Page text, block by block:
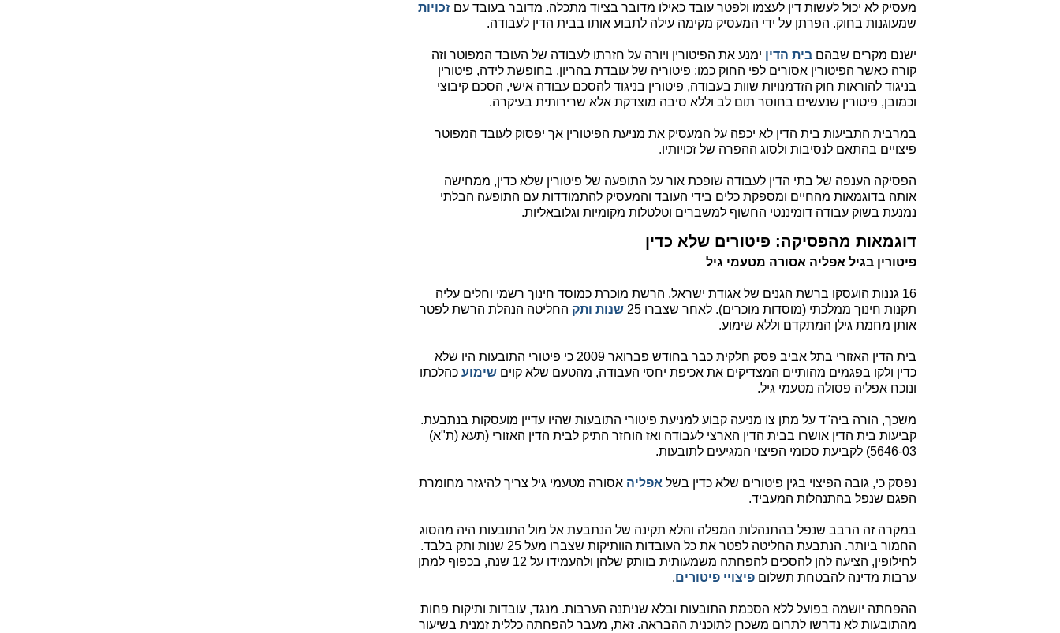
מעסיק לא יכול לעשות דין לעצמו ולפטר עובד כאילו מדובר בציוד מתכלה. מדובר בעובד עם זכויות
שמעוגנות בחוק. הפרתן על ידי המעסיק מקימה עילה לתבוע אותו בבית הדין לעבודה.
ישנם מקרים שבהם בית הדין ימנע את הפיטורין ויורה על חזרתו לעבודה של העובד המפוטר וזה
קורה כאשר הפיטורין אסורים לפי החוק כמו: פיטוריה של עובדת בהריון, בחופשת לידה, פיטורין
בניגוד להוראות חוק הזדמנויות שוות בעבודה, פיטורין בניגוד להסכם עבודה אישי, הסכם קיבוצי
וכמובן, פיטורין שנעשים בחוסר תום לב וללא סיבה מוצדקת אלא שרירותית בעיקרה.
במרבית התביעות בית הדין לא יכפה על המעסיק את מניעת הפיטורין אך יפסוק לעובד המפוטר
פיצויים בהתאם לנסיבות ולסוג ההפרה של זכויותיו.
הפסיקה הענפה של בתי הדין לעבודה שופכת אור על התופעה של פיטורין שלא כדין, ממחישה
אותה בדוגמאות מהחיים ומספקת כלים בידי העובד והמעסיק להתמודדות עם התופעה הבלתי
נמנעת בשוק עבודה דומיננטי החשוף למשברים וטלטלות מקומיות וגלובאליות.
דוגמאות מהפסיקה: פיטורים שלא כדין
פיטורין בגיל אפליה אסורה מטעמי גיל
16 גננות הועסקו ברשת הגנים של אגודת ישראל. הרשת מוכרת כמוסד חינוך רשמי וחלים עליה
תקנות חינוך ממלכתי (מוסדות מוכרים). לאחר שצברו 25
שנות ותק החליטה הנהלת הרשת לפטר
אותן מחמת גילן המתקדם וללא שימוע.
בית הדין האזורי בתל אביב פסק חלקית כבר בחודש פברואר 2009 כי פיטורי התובעות היו שלא
כדין ולקו בפגמים מהותיים המצדיקים את אכיפת יחסי העבודה, מהטעם שלא קוים שימוע כהלכתו
ונוכח אפליה פסולה מטעמי גיל.
משכך, הורה ביה"ד על מתן צו מניעה קבוע למניעת פיטורי התובעות שהיו עדיין מועסקות בנתבעת.
קביעות בית הדין אושרו בבית הדין הארצי לעבודה ואז הוחזר התיק לבית הדין האזורי (תעא (ת"א)
5646-03) לקביעת סכומי הפיצוי המגיעים לתובעות.
נפסק כי, גובה הפיצוי בגין פיטורים שלא כדין בשל אפליה אסורה מטעמי גיל צריך להיגזר מחומרת
הפגם שנפל בהתנהלות המעביד.
במקרה זה הרבב שנפל בהתנהלות המפלה והלא תקינה של הנתבעת אל מול התובעות היה מהסוג
החמור ביותר. הנתבעת החליטה לפטר את כל העובדות הוותיקות שצברו מעל 25 שנות ותק בלבד.
לחילופין, הציעה להן להסכים להפחתה משמעותית בוותק שלהן ולהעמידו על 12 שנה, בכפוף למתן
ערבות מדינה להבטחת תשלום פיצויי פיטורים.
ההפחתה יושמה בפועל ללא הסכמת התובעות ובלא שניתנה הערבות. מנגד, עובדות ותיקות פחות
מהתובעות לא נדרשו לתרום משכרן לתוכנית ההבראה. זאת, מעבר להפחתה כללית זמנית בשיעור